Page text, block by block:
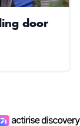
door